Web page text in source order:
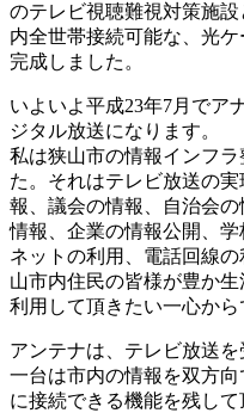
のテレビ視聴難視対策施
内全世帯接続可能な、光
完成しました。
いよいよ平成23年7月でア
ジタル放送になります。
私は狭山市の情報インフ
た。それはテレビ放送の
報、議会の情報、自治会
情報、企業の情報公開、
ネットの利用、電話回線
山市内住民の皆様が豊か
利用して頂きたい一心から
アンテナは、テレビ放送
一台は市内の情報を双方
に接続できる機能を残して